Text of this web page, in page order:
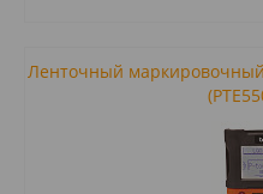
Ленточный